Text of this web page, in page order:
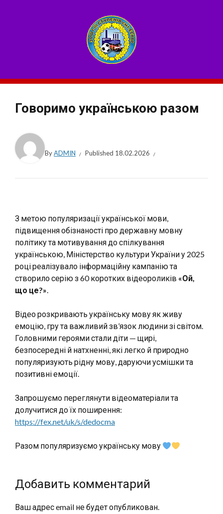
Говоримо українською разом
ByADMIN Published 18.02.2026
З метою популяризації української мови,
підвищення обізнаності про державну мовну
політику та мотивування до спілкування
українською, Міністерство культури Україниу 2025
році реалізувало інформаційну кампанію та
створило серію з 60 коротких відеороликів «Ой,
що це?».
Відео розкривають українську мову як живу
емоцію, гру та важливий зв’язок людини зі світом.
Головними героями стали діти — щирі,
безпосередні й натхненні, які легко й природно
популяризують рідну мову, даруючи усмішки та
позитивні емоції.
Запрошуємо переглянути відеоматеріали та
долучитися до їх поширення:
https://fex.net/uk/s/dedocma
Разом популяризуємо українську мову
Добавить комментарий
Ваш адрес email не будет опубликован.